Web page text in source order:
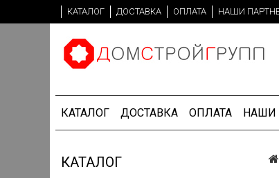
КАТАЛОГ ДОСТАВКА ОПЛАТА НАШИ
КАТАЛОГ ДОСТАВКА ОПЛАТА НАШИ
КАТАЛОГ